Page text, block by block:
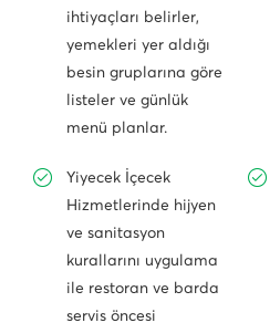
ihtiyaçları belirler,
yemekleri yer aldığı
besin gruplarına göre
listeler ve günlük
menü planlar.
Yiyecek İçecek
Hizmetlerinde hijyen
ve sanitasyon
kurallarını uygulama
ile restoran ve barda
servis öncesi